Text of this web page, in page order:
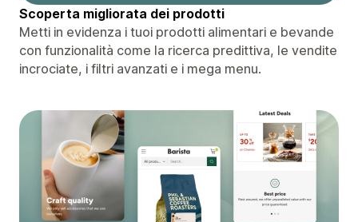
Scoperta migliorata dei prodotti
Metti in evidenza i tuoi prodotti alimentari e bevande
con funzionalità come la ricerca predittiva, le vendite
incrociate, i filtri avanzati e i mega menu.